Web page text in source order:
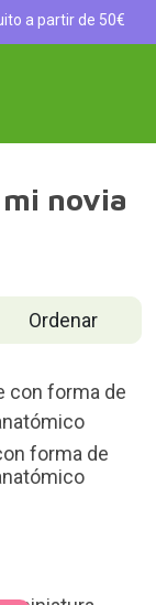
a partir de 50€
novia
Ordenar
forma de